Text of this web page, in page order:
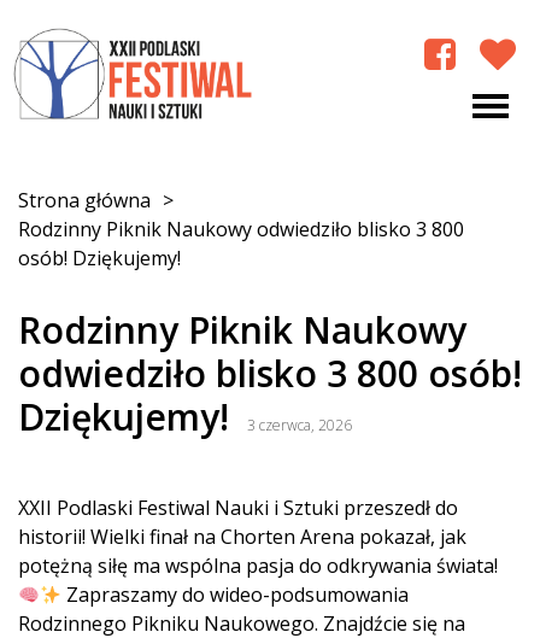
Strona główna >
Rodzinny Piknik Naukowy odwiedziło blisko 3 800
osób! Dziękujemy!
Rodzinny Piknik Naukowy
odwiedziło blisko 3 800 osób!
Dziękujemy!
3 czerwca, 2026
XXII Podlaski Festiwal Nauki i Sztuki przeszedł do
historii! Wielki finał na Chorten Arena pokazał, jak
potężną siłę ma wspólna pasja do odkrywania świata!
Zapraszamy do wideo-podsumowania
Rodzinnego Pikniku Naukowego. Znajdźcie się na